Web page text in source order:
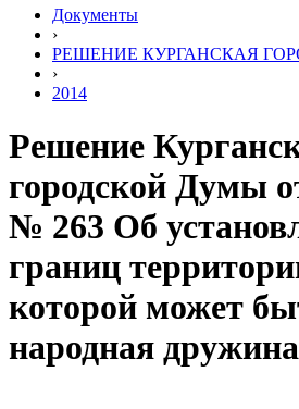
Документы
›
РЕШЕНИЕ КУРГАНСКАЯ
›
2014
Решение
городской Думы
№ 263 Об
границ
которой может
народная дружина